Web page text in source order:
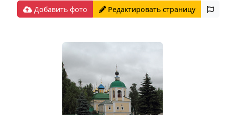
Добавить фото Редактировать страницу